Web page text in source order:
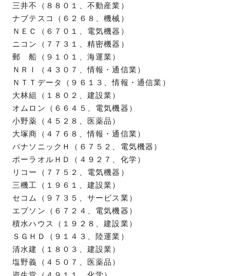
三井不（８８０１、不動産業）
ナブテスコ（６２６８、機械）
ＮＥＣ（６７０１、電気機器）
ニコン（７７３１、精密機器）
郵 船（９１０１、海運業）
ＮＲＩ（４３０７、情報・通信業）
ＮＴＴデータ（９６１３、情報・通信業）
大林組（１８０２、建設業）
オムロン（６６４５、電気機器）
小野薬（４５２８、医薬品）
大塚商（４７６８、情報・通信業）
パナソニックＨ（６７５２、電気機器）
ポーラオルＨＤ（４９２７、化学）
リコー（７７５２、電気機器）
三機工（１９６１、建設業）
セコム（９７３５、サービス業）
エプソン（６７２４、電気機器）
積水ハウス（１９２８、建設業）
ＳＧＨＤ（９１４３、陸運業）
清水建（１８０３、建設業）
塩野義（４５０７、医薬品）